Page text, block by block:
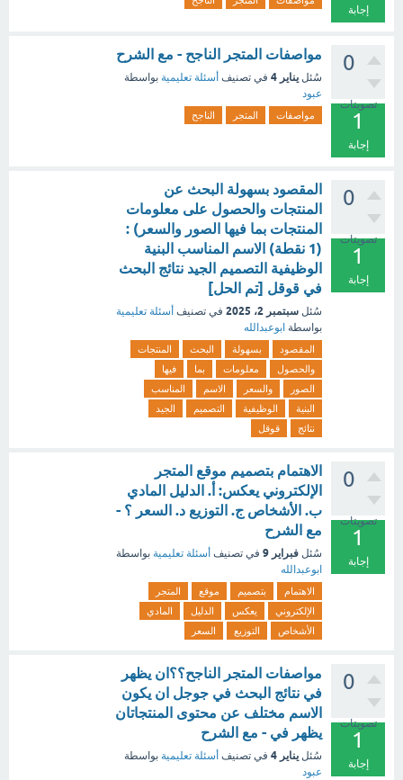
إجابة
0
تصويتات
1
إجابة
مواصفات المتجر الناجح - مع الشرح
سُئل يناير 4 في تصنيف أسئلة تعليمية بواسطة
عبود
مواصفات المتجر الناجح
0
تصويتات
1
إجابة
المقصود بسهولة البحث عن
المنتجات والحصول على معلومات
المنتجات بما فيها الصور والسعر) :
(1 نقطة) الاسم المناسب البنية
الوظيفية التصميم الجيد نتائج البحث
في قوقل [تم الحل]
سُئل سبتمبر 2، 2025 في تصنيف أسئلة تعليمية
بواسطة ابوعبدالله
المقصود بسهولة البحث
المنتجات
والحصول
معلومات بما
فيها
الصور
والسعر الاسم
المناسب
البنية
الوظيفية التصميم
الجيد
نتائج
قوقل
0
تصويتات
1
إجابة
الاهتمام بتصميم موقع المتجر
الإلكتروني يعكس: أ. الدليل المادي
ب. الأشخاص ج. التوزيع د. السعر ؟ -
مع الشرح
سُئل فبراير 9 في تصنيف أسئلة تعليمية بواسطة
ابوعبدالله
الاهتمام بتصميم موقع
المتجر
الإلكتروني
يعكس الدليل
المادي
الأشخاص
التوزيع السعر
0
تصويتات
1
إجابة
مواصفات المتجر الناجح؟؟ان يظهر
في نتائج البحث في جوجل ان يكون
الاسم مختلف عن محتوى المنتجاتان
يظهر في - مع الشرح
سُئل يناير 4 في تصنيف أسئلة تعليمية بواسطة
عبود